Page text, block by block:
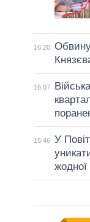
16:20
16:07
15:46 У
жодної